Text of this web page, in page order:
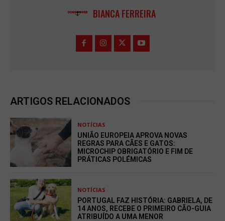
BIANCA FERREIRA
ARTIGOS RELACIONADOS
NOTÍCIAS
UNIÃO EUROPEIA APROVA NOVAS
REGRAS PARA CÃES E GATOS:
MICROCHIP OBRIGATÓRIO E FIM DE
PRÁTICAS POLÉMICAS
NOTÍCIAS
PORTUGAL FAZ HISTÓRIA: GABRIELA, DE
14 ANOS, RECEBE O PRIMEIRO CÃO-GUIA
ATRIBUÍDO A UMA MENOR